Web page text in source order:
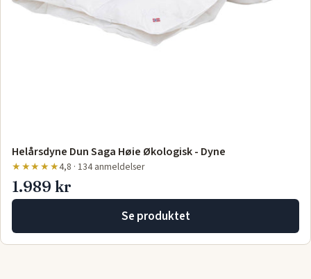
Helårsdyne Dun Saga Høie Økologisk - Dyne
★★★★★4,8 · 134 anmeldelser
1.989 kr
Se produktet